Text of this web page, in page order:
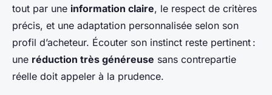
tout par une information claire, le respect de critères
précis, et une adaptation personnalisée selon son
profil d’acheteur. Écouter son instinct reste pertinent :
une réduction très généreuse sans contrepartie
réelle doit appeler à la prudence.